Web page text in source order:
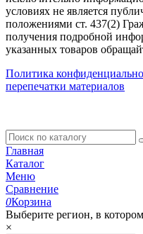
условиях не является
положениями ст. 437(2)
получения подробной
указанных товаров
Политика
перепечатки материалов
Главная
Каталог
Меню
Сравнение
0Корзина
Выберите регион, в
×